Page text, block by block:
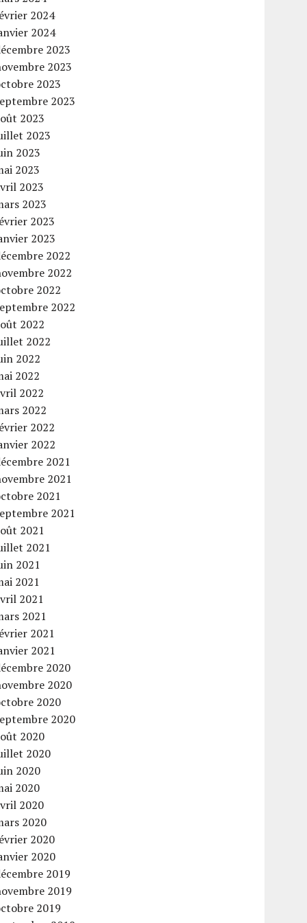
2024
2024
2023
2023
2023
2023
2023
2023
2023
2023
2023
2023
2023
2023
2022
2022
2022
2022
2022
2022
2022
2022
2022
2022
2022
2022
2021
2021
2021
2021
2021
2021
2021
2021
2021
2021
2021
2021
2020
2020
2020
2020
2020
2020
2020
2020
2020
2020
2020
2020
2019
2019
2019